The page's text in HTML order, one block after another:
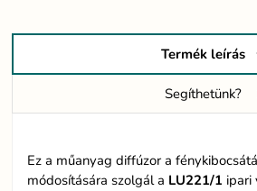
Termék leírás
Segíthetünk?
Ez a műanyag diffúzor a
módosítására szolgál a LU221/1 ipari